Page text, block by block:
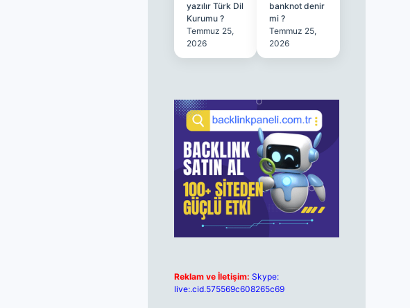
yazılır Türk Dil
Kurumu ?
Temmuz 25,
2026
banknot denir
mi ?
Temmuz 25,
2026
Reklam ve İletişim: Skype:
live:.cid.575569c608265c69